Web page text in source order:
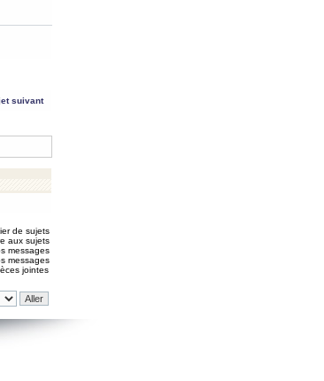
suivant
de sujets
aux sujets
messages
messages
jointes